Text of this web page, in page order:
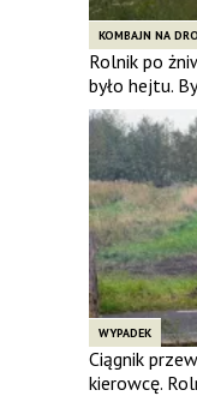
KOMBAJN NA
Rolnik po
było hejtu.
WYPADEK
Ciągnik
kierowcę.